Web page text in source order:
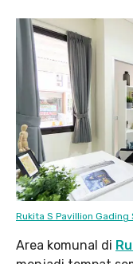
Rukita S Pavillion Gading
Area komunal di